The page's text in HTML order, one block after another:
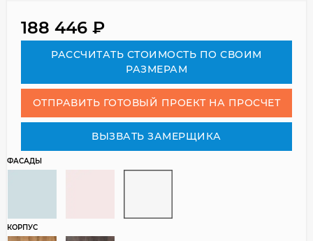
188 446 ₽
РАСCЧИТАТЬ СТОИМОСТЬ ПО СВОИМ
РАЗМЕРАМ
ОТПРАВИТЬ ГОТОВЫЙ ПРОЕКТ НА ПРОСЧЕТ
ВЫЗВАТЬ ЗАМЕРЩИКА
ФАСАДЫ
КОРПУС